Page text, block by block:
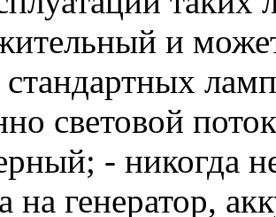
и
световой
- никогда
на генератор,